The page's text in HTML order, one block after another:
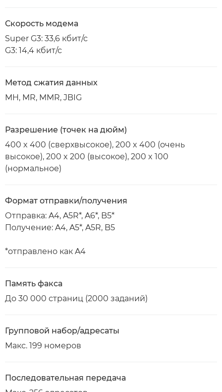
Скорость модема
Super G3: 33,6 кбит/с
G3: 14,4 кбит/с
Метод сжатия данных
MH, MR, MMR, JBIG
Разрешение (точек на дюйм)
400 x 400 (сверхвысокое), 200 x 400 (очень
высокое), 200 x 200 (высокое), 200 x 100
(нормальное)
Формат отправки/получения
Отправка: A4, A5R*, A6*, B5*
Получение: A4, A5*, A5R, B5
*отправлено как A4
Память факса
До 30 000 страниц (2000 заданий)
Групповой набор/адресаты
Макс. 199 номеров
Последовательная передача